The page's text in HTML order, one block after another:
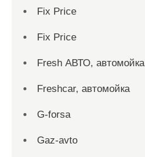
Fix Price
Fix Price
Fresh АВТО, автомойка
Freshcar, автомойка
G-forsa
Gaz-avto